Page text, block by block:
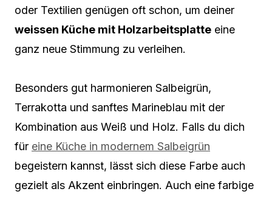
oder Textilien genügen oft schon, um deiner
weissen Küche mit Holzarbeitsplatte eine
ganz neue Stimmung zu verleihen.
Besonders gut harmonieren Salbeigrün,
Terrakotta und sanftes Marineblau mit der
Kombination aus Weiß und Holz. Falls du dich
für eine Küche in modernem Salbeigrün
begeistern kannst, lässt sich diese Farbe auch
gezielt als Akzent einbringen. Auch eine farbige